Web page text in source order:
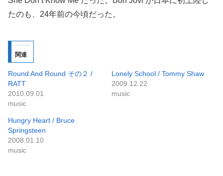
たのも、24年前の今頃だった。
関連
Round And Round その２ /
RATT
2010.09.01
music
Lonely School / Tommy Shaw
2009.12.22
music
Hungry Heart / Bruce
Springsteen
2008.01.10
music